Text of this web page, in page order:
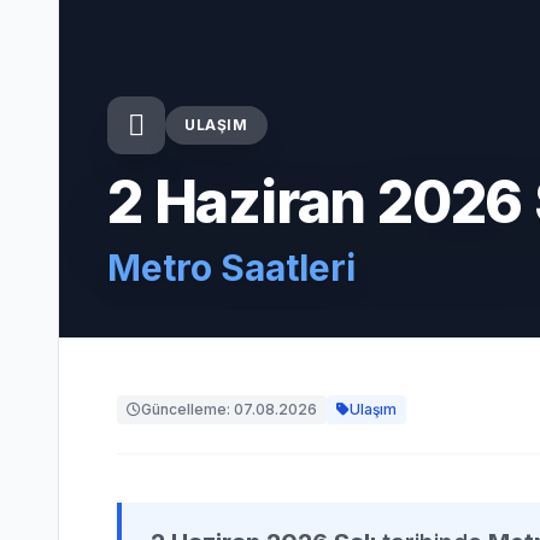
ULAŞIM
2 Haziran 2026
Metro Saatleri
Güncelleme: 07.08.2026 Ulaşım